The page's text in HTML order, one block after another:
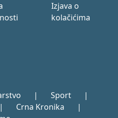
Izjava o
kolačićima
| Sport
|
| Crna Kronika
|